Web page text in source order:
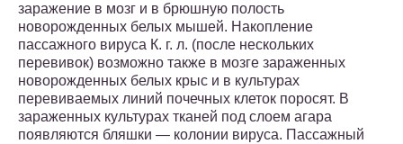
заражение в мозг и в брюшную полость
новорожденных белых мышей. Накопление
пассажного вируса К. г. л. (после нескольких
перевивок) возможно также в мозге зараженных
новорожденных белых крыс и в культурах
перевиваемых линий почечных клеток поросят. В
зараженных культурах тканей под слоем агара
появляются бляшки — колонии вируса. Пассажный